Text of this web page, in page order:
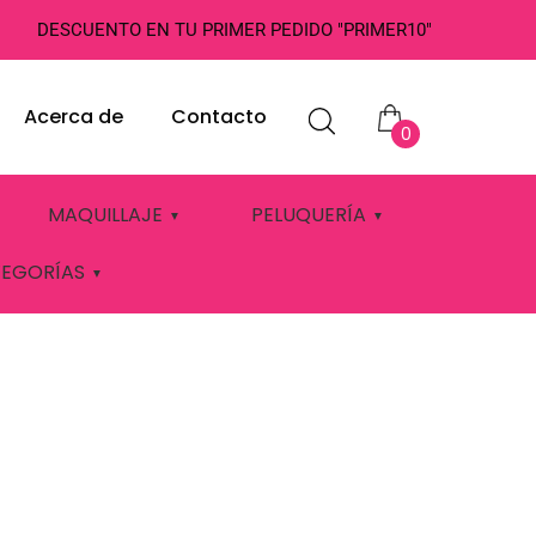
DESCUENTO EN TU PRIMER PEDIDO "PRIMER10"
0
Acerca de Contacto
MAQUILLAJE PELUQUERÍA